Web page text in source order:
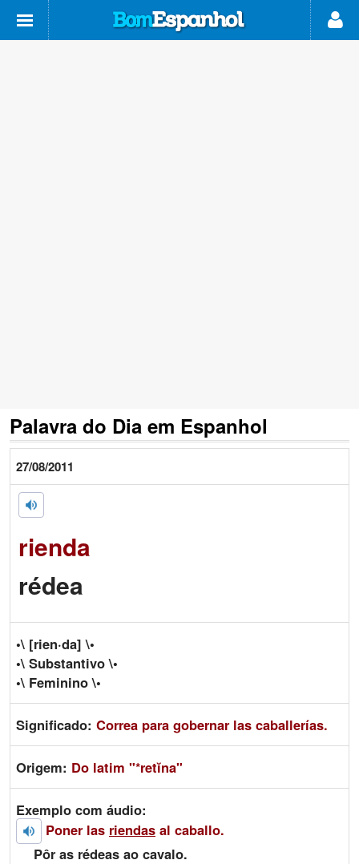
Palavra do Dia em Espanhol
27/08/2011
rienda
rédea
•\ [rien·da] \•
•\ Substantivo \•
•\ Feminino \•
Significado: Correa para gobernar las caballerías.
Origem: Do latim "*retĭna"
Exemplo com áudio:
Poner las riendas al caballo.
Pôr as rédeas ao cavalo.